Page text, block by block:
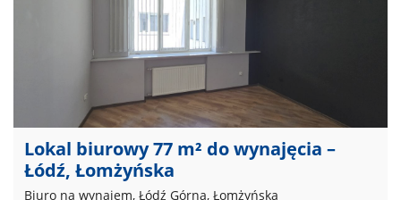
Lokal biurowy 77 m² do wynajęcia –
Łódź, Łomżyńska
Biuro na wynajem, Łódź Górna, Łomżyńska